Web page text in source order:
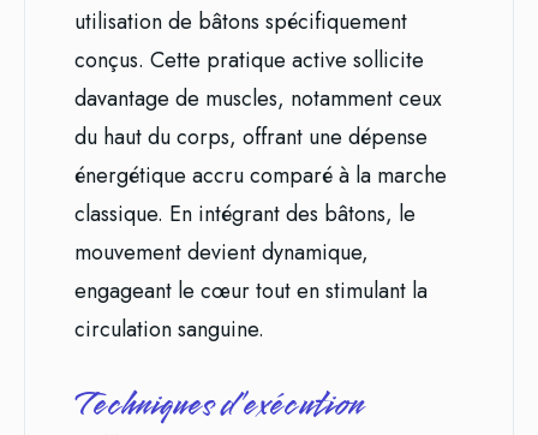
utilisation de bâtons spécifiquement
conçus. Cette pratique active sollicite
davantage de muscles, notamment ceux
du haut du corps, offrant une dépense
énergétique accru comparé à la marche
classique. En intégrant des bâtons, le
mouvement devient dynamique,
engageant le cœur tout en stimulant la
circulation sanguine.
Techniques d’exécution